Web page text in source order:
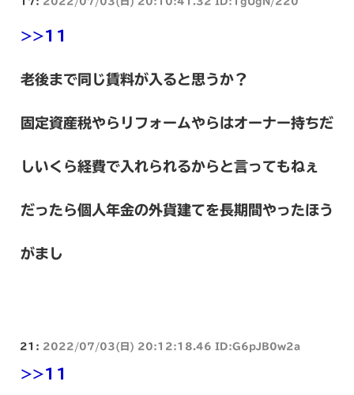
>>11
老後まで同じ賃料が入ると思うか？
固定資産税やらリフォームやらはオーナー持ちだ
しいくら経費で入れられるからと言ってもねぇ
だったら個人年金の外貨建てを長期間やったほう
がまし
21: 2022/07/03(日) 20:12:18.46 ID:G6pJB0w2a
>>11